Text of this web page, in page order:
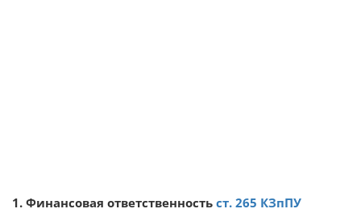
1. Финансовая ответственность ст. 265 КЗпПУ